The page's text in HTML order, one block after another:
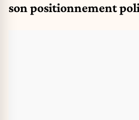
son positionnement